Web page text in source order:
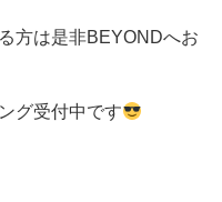
方は是非BEYONDへお
グ受付中です